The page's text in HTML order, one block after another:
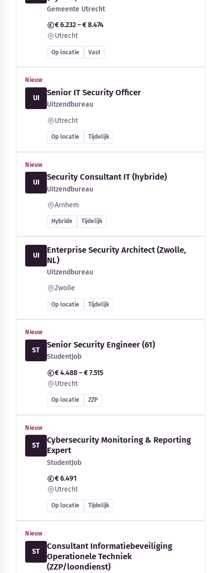
Gemeente Utrecht
€ 6.232 – € 8.474
Utrecht
Op locatie Vast
Nieuw
UI
Senior IT Security Officer
Uitzendbureau
Utrecht
Op locatie Tijdelijk
Nieuw
UI
Security Consultant IT (hybride)
Uitzendbureau
Arnhem
Hybride Tijdelijk
UI
Enterprise Security Architect (Zwolle,
NL)
Uitzendbureau
Zwolle
Op locatie Tijdelijk
Nieuw
ST
Senior Security Engineer (61)
StudentJob
€ 4.488 – € 7.515
Utrecht
Op locatie ZZP
Nieuw
ST
Cybersecurity Monitoring & Reporting
Expert
StudentJob
€ 6.491
Utrecht
Op locatie Tijdelijk
Nieuw
ST
Consultant Informatiebeveiliging
Operationele Techniek
(ZZP/loondienst)